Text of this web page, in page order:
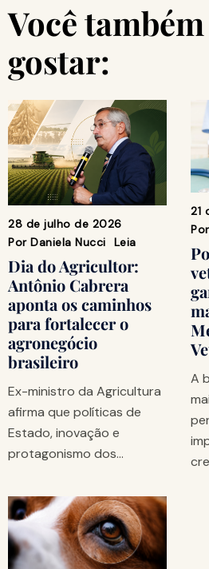
Você
gostar:
28 de julho de 2026
Por Daniela Nucci Leia
Dia do Agricultor:
Antônio Cabrera
aponta os caminhos
para fortalecer o
agronegócio
brasileiro
Ex-ministro da Agricultura
afirma que políticas de
Estado, inovação e
protagonismo dos…
21
Por
A